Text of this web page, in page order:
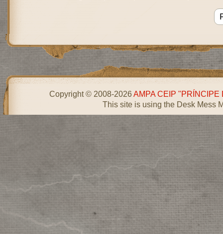
Copyright © 2008-2026AMPA CEIP "PRÍNCIPE
This site is using the Desk Mess